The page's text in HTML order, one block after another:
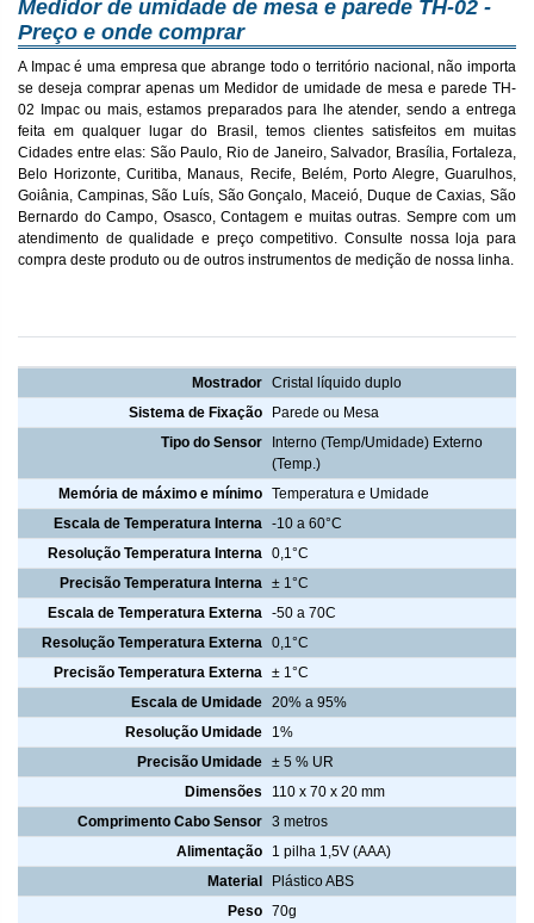
Medidor de umidade de mesa e parede TH-02 -
Preço e onde comprar
A Impac é uma empresa que abrange todo o território nacional, não importa
se deseja comprar apenas um Medidor de umidade de mesa e parede TH-
02 Impac ou mais, estamos preparados para lhe atender, sendo a entrega
feita em qualquer lugar do Brasil, temos clientes satisfeitos em muitas
Cidades entre elas: São Paulo, Rio de Janeiro, Salvador, Brasília, Fortaleza,
Belo Horizonte, Curitiba, Manaus, Recife, Belém, Porto Alegre, Guarulhos,
Goiânia, Campinas, São Luís, São Gonçalo, Maceió, Duque de Caxias, São
Bernardo do Campo, Osasco, Contagem e muitas outras. Sempre com um
atendimento de qualidade e preço competitivo. Consulte nossa loja para
compra deste produto ou de outros instrumentos de medição de nossa linha.
Mostrador Cristal líquido duplo
Sistema de Fixação
Parede ou Mesa
Tipo do Sensor
Interno (Temp/Umidade) Externo
(Temp.)
Memória de máximo e mínimo Temperatura e Umidade
Escala de Temperatura Interna -10 a 60°C
Resolução Temperatura Interna 0,1°C
Precisão Temperatura Interna ± 1°C
Escala de Temperatura Externa -50 a 70C
Resolução Temperatura Externa 0,1°C
Precisão Temperatura Externa ± 1°C
Escala de Umidade 20% a 95%
Resolução Umidade
1%
Precisão Umidade ± 5 % UR
Dimensões
110 x 70 x 20 mm
Comprimento Cabo Sensor 3 metros
Alimentação
1 pilha 1,5V (AAA)
Material
Plástico ABS
Peso 70g